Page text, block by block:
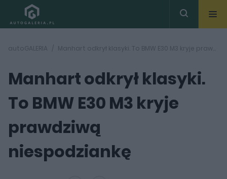
autoGALERIA Manhart odkrył klasyki. To BMW E30 M3 kryje prawdziwą niespodziankę
Manhart odkrył klasyki.
To BMW E30 M3 kryje
prawdziwą
niespodziankę